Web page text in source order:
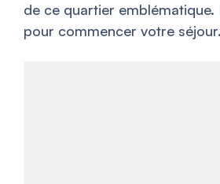
de ce quartier emblématique.
pour commencer votre séjour.